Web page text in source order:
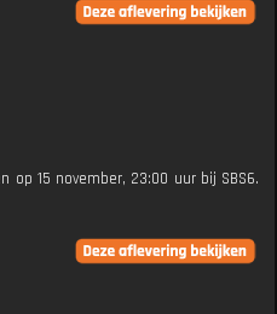
op 15 november, 23:00 uur bij SBS6.